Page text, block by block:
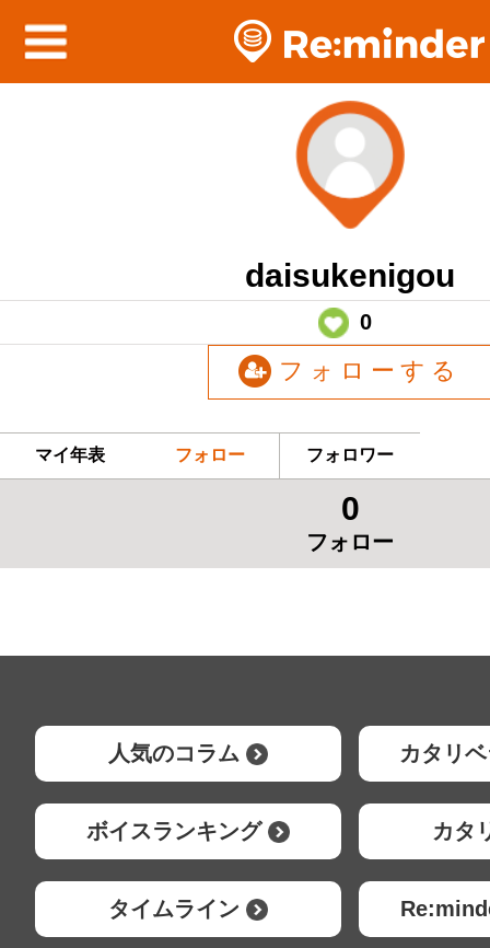
daisukenigou
0
フォローする
マイ年表 フォロー フォロワー
0
フォロー
人気のコラム カタリ
ボイスランキング カタ
タイムライン